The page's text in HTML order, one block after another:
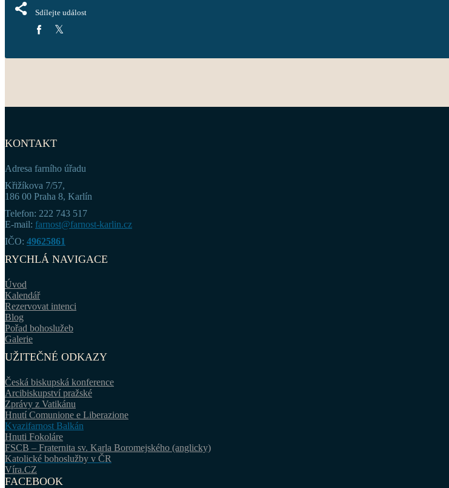
Sdílejte událost
KONTAKT
Adresa farního úřadu
Křižíkova 7/57,
186 00 Praha 8, Karlín
Telefon: 222 743 517
E-mail: farnost@farnost-karlin.cz
IČO: 49625861
RYCHLÁ NAVIGACE
Úvod
Kalendář
Rezervovat intenci
Blog
Pořad bohoslužeb
Galerie
UŽITEČNÉ ODKAZY
Česká biskupská konference
Arcibiskupství pražské
Zprávy z Vatikánu
Hnutí Comunione e Liberazione
Kvazifarnost Balkán
Hnuti Fokoláre
FSCB – Fraternita sv. Karla Boromejského (anglicky)
Katolické bohoslužby v ČR
Víra.CZ
FACEBOOK